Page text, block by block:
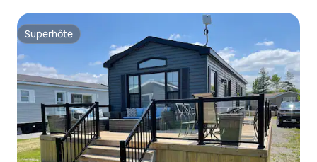
Superhôte
Superhôte